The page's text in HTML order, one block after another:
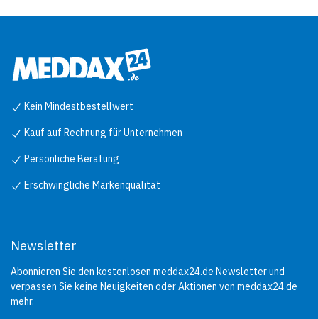
Kein Mindestbestellwert
Kauf auf Rechnung für Unternehmen
Persönliche Beratung
Erschwingliche Markenqualität
Newsletter
Abonnieren Sie den kostenlosen meddax24.de Newsletter und
verpassen Sie keine Neuigkeiten oder Aktionen von meddax24.de
mehr.